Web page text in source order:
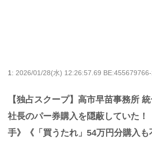
1: 2026/01/28(水) 12:26:57.69
【独占スクープ】高市早苗事務所
社長のパー券購入を隠蔽していた！
手》《「買うたれ」54万円分購入も